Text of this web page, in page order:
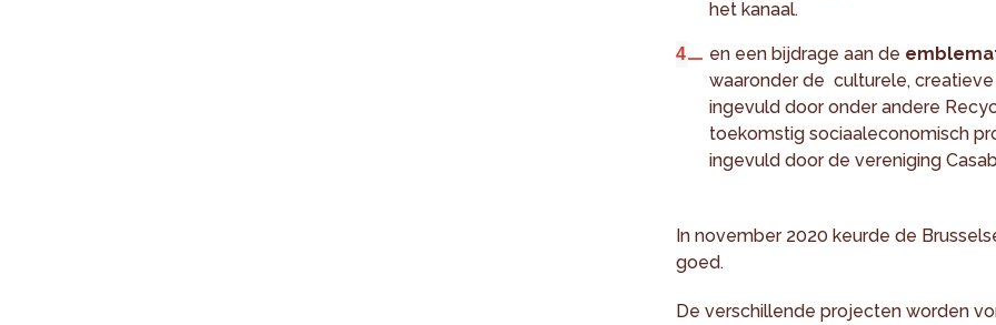
het kanaal.
en een bijdrage aan de
waaronder de culturele,
ingevuld door onder andere
toekomstig sociaaleconomisch
ingevuld door de vereniging
In november 2020 keurde de
goed.
De verschillende projecten worden